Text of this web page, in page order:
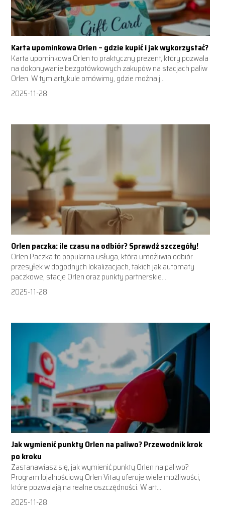
Karta upominkowa Orlen – gdzie kupić i jak wykorzystać?
Karta upominkowa Orlen to praktyczny prezent, który pozwala
na dokonywanie bezgotówkowych zakupów na stacjach paliw
Orlen. W tym artykule omówimy, gdzie można j...
2025-11-28
Orlen paczka: ile czasu na odbiór? Sprawdź szczegóły!
Orlen Paczka to popularna usługa, która umożliwia odbiór
przesyłek w dogodnych lokalizacjach, takich jak automaty
paczkowe, stacje Orlen oraz punkty partnerskie...
2025-11-28
Jak wymienić punkty Orlen na paliwo? Przewodnik krok
po kroku
Zastanawiasz się, jak wymienić punkty Orlen na paliwo?
Program lojalnościowy Orlen Vitay oferuje wiele możliwości,
które pozwalają na realne oszczędności. W art...
2025-11-28